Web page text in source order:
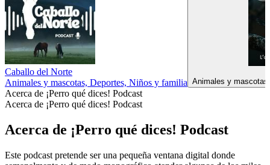
Caballo del Norte
Animales y mascotas, Deportes, Niños y familia Animales y
Acerca de ¡Perro qué dices! Podcast
Acerca de ¡Perro qué dices! Podcast
Acerca de ¡Perro qué dices! Podcast
Este podcast pretende ser una pequeña ventana digital donde